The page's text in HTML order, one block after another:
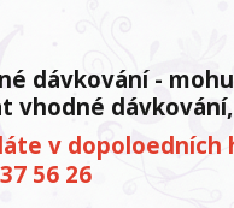
dávkování -
vhodné dávkování,
v dopoloedních
56 26